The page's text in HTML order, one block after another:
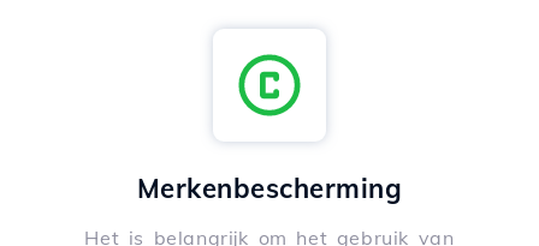
Merkenbescherming
Het is belangrijk om het gebruik van